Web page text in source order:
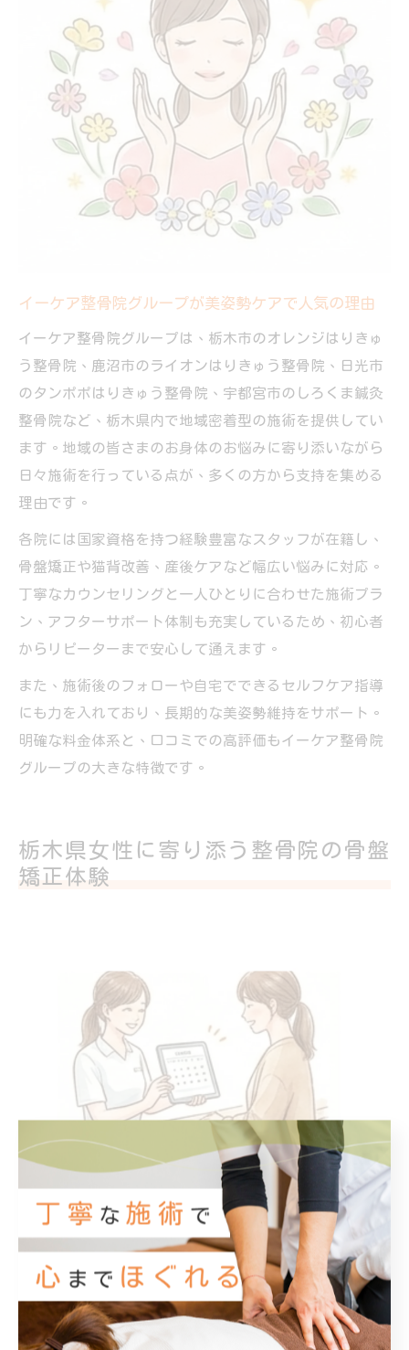
イーケア整骨院グループが美姿勢ケアで人気の理由
イーケア整骨院グループは、栃木市のオレンジはりきゅ
う整骨院、鹿沼市のライオンはりきゅう整骨院、日光市
のタンポポはりきゅう整骨院、宇都宮市のしろくま鍼灸
整骨院など、栃木県内で地域密着型の施術を提供してい
ます。地域の皆さまのお身体のお悩みに寄り添いながら
日々施術を行っている点が、多くの方から支持を集める
理由です。
各院には国家資格を持つ経験豊富なスタッフが在籍し、
骨盤矯正や猫背改善、産後ケアなど幅広い悩みに対応。
丁寧なカウンセリングと一人ひとりに合わせた施術プラ
ン、アフターサポート体制も充実しているため、初心者
からリピーターまで安心して通えます。
また、施術後のフォローや自宅でできるセルフケア指導
にも力を入れており、長期的な美姿勢維持をサポート。
明確な料金体系と、口コミでの高評価もイーケア整骨院
グループの大きな特徴です。
栃木県女性に寄り添う整骨院の骨盤
矯正体験
整骨院で受ける骨盤矯正体験談から分かる効果